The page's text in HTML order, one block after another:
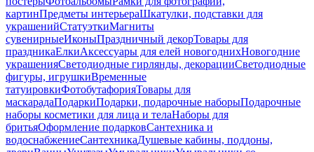
картинПредметы интерьераШкатулки, подставки для
украшенийСтатуэткиМагниты
сувенирныеИконыПраздничный декорТовары для
праздникаЕлкиАксессуары для елей новогоднихНовогодние
украшенияСветодиодные гирлянды, декорацииСветодиодные
фигуры, игрушкиВременные
татуировкиФотобутафорияТовары для
маскарадаПодаркиПодарки, подарочные наборыПодарочные
наборы косметики для лица и телаНаборы для
бритьяОформление подарковСантехника и
водоснабжениеСантехникаДушевые кабины, поддоны,